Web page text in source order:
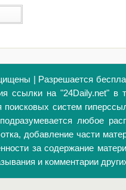
| Разрешается
ссылки на "24Daily.net" в
поисковых систем
любое
добавление части
за содержание
и комментарии